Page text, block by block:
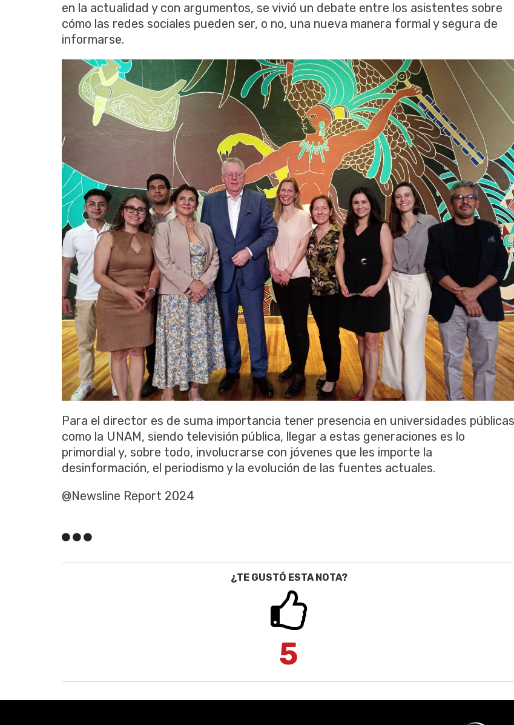
en la actualidad y con argumentos, se vivió un debate entre los asistentes sobre
cómo las redes sociales pueden ser, o no, una nueva manera formal y segura de
informarse.
Para el director es de suma importancia tener presencia en universidades públicas
como la UNAM, siendo televisión pública, llegar a estas generaciones es lo
primordial y, sobre todo, involucrarse con jóvenes que les importe la
desinformación, el periodismo y la evolución de las fuentes actuales.
@Newsline Report 2024
¿TE GUSTÓ ESTA NOTA?
5